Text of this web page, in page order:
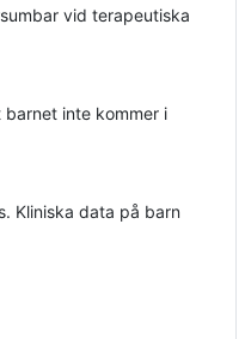
vid terapeutiska
inte kommer i
Kliniska data på barn